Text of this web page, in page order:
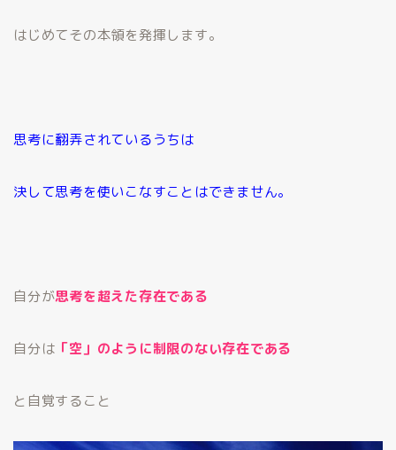
はじめてその本領を発揮します。
思考に翻弄されているうちは
決して思考を使いこなすことはできません。
自分が思考を超えた存在である
自分は 「空」のように制限のない存在である
と自覚すること